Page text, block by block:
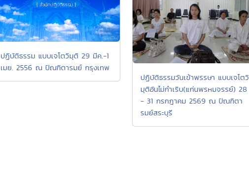
ปฏิบัติธรรม แบบเจโตวิมุติ 29 มีค.-1
เมย. 2556 ณ ปัณฑิตารมย์ กรุงเทพ
ปฏิบัติธรรมวันเข้าพรรษา แบบเจโตวิ
มุติอันไม่กำเริบ(แก่นพรหมจรรย์) 28
- 31 กรกฎาคม 2569 ณ ปัณฑิตา
รมย์สระบุรี